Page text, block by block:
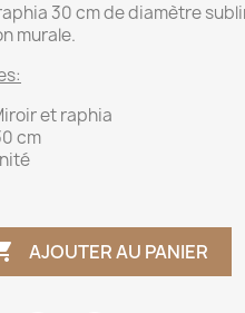
30 cm de diamètre
murale.
et raphia
cm
AJOUTER AU PANIER